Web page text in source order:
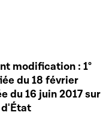
modification : 1°
du 18 février
du 16 juin 2017 sur